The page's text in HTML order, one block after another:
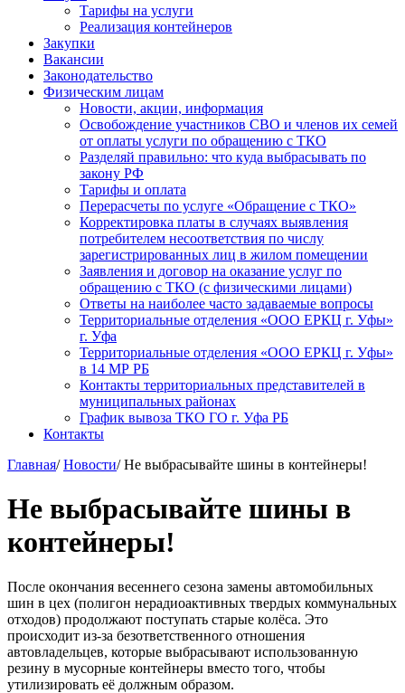
Тарифы на услуги
Реализация контейнеров
Закупки
Вакансии
Законодательство
Физическим лицам
Новости, акции, информация
Освобождение участников СВО и членов их семей
от оплаты услуги по обращению с ТКО
Разделяй правильно: что куда выбрасывать по
закону РФ
Тарифы и оплата
Перерасчеты по услуге «Обращение с ТКО»
Корректировка платы в случаях выявления
потребителем несоответствия по числу
зарегистрированных лиц в жилом помещении
Заявления и договор на оказание услуг по
обращению с ТКО (с физическими лицами)
Ответы на наиболее часто задаваемые вопросы
Территориальные отделения «ООО ЕРКЦ г. Уфы»
г. Уфа
Территориальные отделения «ООО ЕРКЦ г. Уфы»
в 14 МР РБ
Контакты территориальных представителей в
муниципальных районах
График вывоза ТКО ГО г. Уфа РБ
Контакты
Главная/ Новости/ Не выбрасывайте шины в контейнеры!
Не выбрасывайте шины в
контейнеры!
После окончания весеннего сезона замены автомобильных
шин в цех (полигон нерадиоактивных твердых коммунальных
отходов) продолжают поступать старые колёса. Это
происходит из-за безответственного отношения
автовладельцев, которые выбрасывают использованную
резину в мусорные контейнеры вместо того, чтобы
утилизировать её должным образом.